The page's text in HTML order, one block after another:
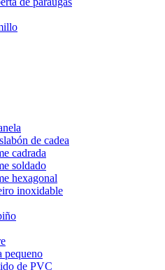
de cadea
cadrada
soldado
hexagonal
inoxidable
pequeno
de PVC